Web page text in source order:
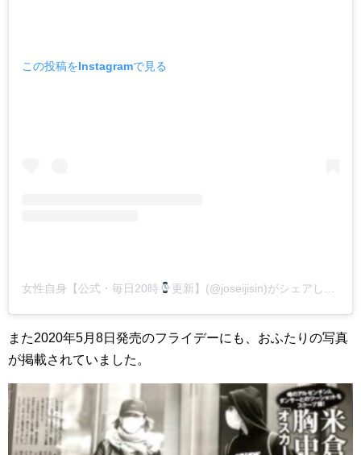
この投稿をInstagramで見る
女性自身【公式・毎日20時 更新】(@joseijisin)がシェアした投稿
また2020年5月8日発売のフライデーにも、おふたりの写真
が掲載されていました。